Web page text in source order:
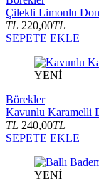
Çilekli Limonlu
TL 220,00TL
SEPETE EKLE
YENİ
Börekler
Kavunlu Karamelli
TL 240,00TL
SEPETE EKLE
YENİ